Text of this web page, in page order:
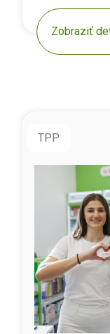
Zobraziť
TPP